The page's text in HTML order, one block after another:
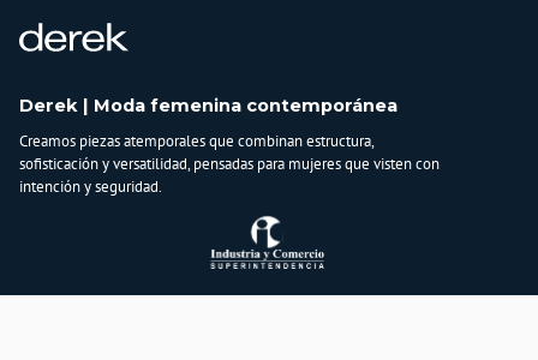
Derek | Moda femenina contemporánea
Creamos piezas atemporales que combinan estructura,
sofisticación y versatilidad, pensadas para mujeres que visten con
intención y seguridad.